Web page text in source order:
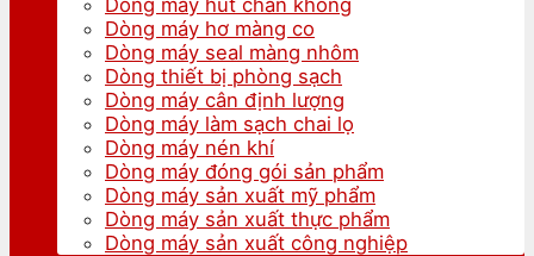
Dòng máy hút chân không
Dòng máy hơ màng co
Dòng máy seal màng nhôm
Dòng thiết bị phòng sạch
Dòng máy cân định lượng
Dòng máy làm sạch chai lọ
Dòng máy nén khí
Dòng máy đóng gói sản phẩm
Dòng máy sản xuất mỹ phẩm
Dòng máy sản xuất thực phẩm
Dòng máy sản xuất công nghiệp